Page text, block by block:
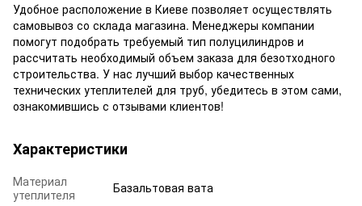
Удобное расположение в Киеве позволяет осуществлять
самовывоз со склада магазина. Менеджеры компании
помогут подобрать требуемый тип полуцилиндров и
рассчитать необходимый объем заказа для безотходного
строительства. У нас лучший выбор качественных
технических утеплителей для труб, убедитесь в этом сами,
ознакомившись с отзывами клиентов!
Характеристики
Материал
утеплителя
Базальтовая вата